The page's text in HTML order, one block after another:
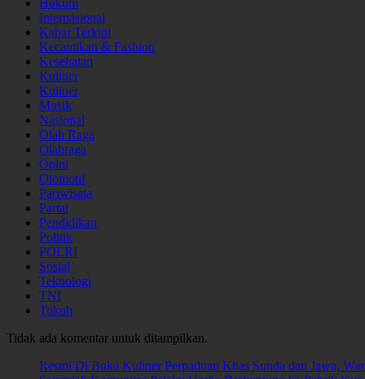
Hukum
Internasional
Kabar Terkini
Kecantikan & Fashion
Kesehatan
Kuliner
Kuliner
Musik
Nasional
Olah Raga
Olahraga
Opini
Otomotif
Pariwisata
Partai
Pendidikan
Politik
POLRI
Sosial
Teknologi
TNI
Tokoh
Tidak ada komentar untuk ditampilkan.
Resmi Di Buka Kuliner Perpaduan Khas Sunda dan Jawa,